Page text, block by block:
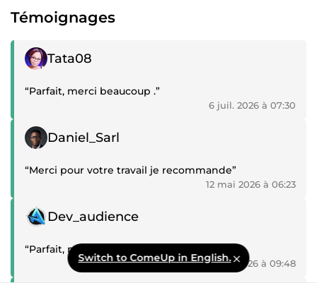
Témoignages
Témoignage positif
Tata08
“Parfait, merci beaucoup .”
6 juil. 2026 à 07:30
Témoignage positif
Daniel_Sarl
“Merci pour votre travail je recommande”
12 mai 2026 à 06:23
Témoignage positif
Dev_audience
“Parfait, merci pour votre travail.”
4 avr. 2026 à 09:48
Switch to ComeUp in English.